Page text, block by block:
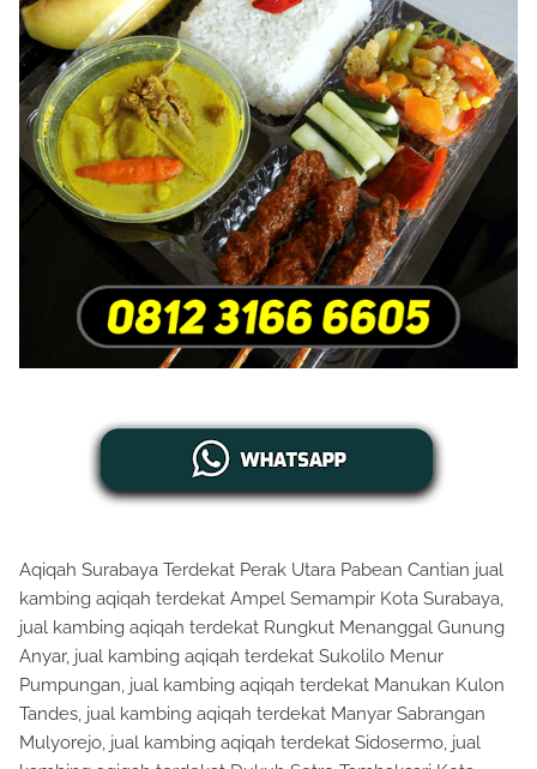
Aqiqah Surabaya Terdekat Perak Utara Pabean Cantian jual
kambing aqiqah terdekat Ampel Semampir Kota Surabaya,
jual kambing aqiqah terdekat Rungkut Menanggal Gunung
Anyar, jual kambing aqiqah terdekat Sukolilo Menur
Pumpungan, jual kambing aqiqah terdekat Manukan Kulon
Tandes, jual kambing aqiqah terdekat Manyar Sabrangan
Mulyorejo, jual kambing aqiqah terdekat Sidosermo, jual